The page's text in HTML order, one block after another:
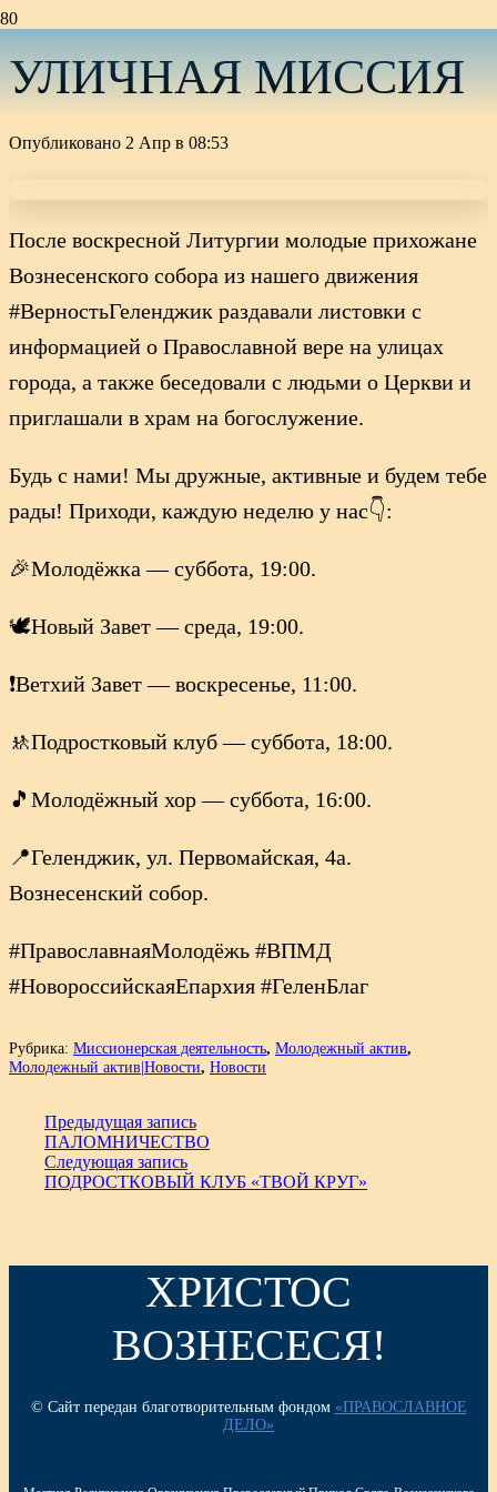
УЛИЧНАЯ МИССИЯ
Опубликовано 2 Апр в 08:53
После воскресной Литургии молодые прихожане
Вознесенского собора из нашего движения
#ВерностьГеленджик раздавали листовки с
информацией о Православной вере на улицах
города, а также беседовали с людьми о Церкви и
приглашали в храм на богослужение.
Будь с нами! Мы дружные, активные и будем тебе
рады! Приходи, каждую неделю у нас👇:
🎉Молодёжка — суббота, 19:00.
🕊️Новый Завет — среда, 19:00.
❗Ветхий Завет — воскресенье, 11:00.
🚸Подростковый клуб — суббота, 18:00.
🎵Молодёжный хор — суббота, 16:00.
📍Геленджик, ул. Первомайская, 4а.
Вознесенский собор.
#ПравославнаяМолодёжь #ВПМД
#НовороссийскаяЕпархия #ГеленБлаг
Рубрика: Миссионерская деятельность, Молодежный актив,
Молодежный актив|Новости, Новости
Предыдущая запись
ПАЛОМНИЧЕСТВО
Следующая запись
ПОДРОСТКОВЫЙ КЛУБ «ТВОЙ КРУГ»
ХРИСТОС
ВОЗНЕСЕСЯ!
© Сайт передан благотворительным фондом «ПРАВОСЛАВНОЕ
ДЕЛО»